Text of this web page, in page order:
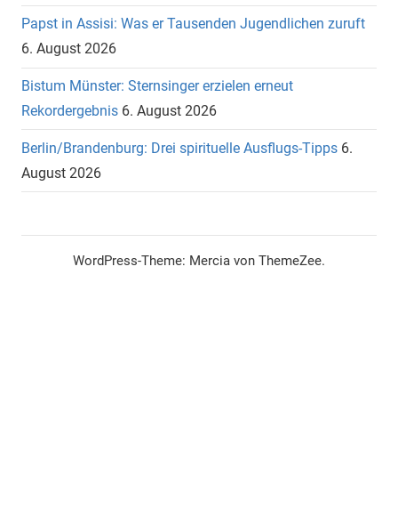
Papst in Assisi: Was er Tausenden Jugendlichen zuruft
6. August 2026
Bistum Münster: Sternsinger erzielen erneut
Rekordergebnis 6. August 2026
Berlin/Brandenburg: Drei spirituelle Ausflugs-Tipps 6.
August 2026
WordPress-Theme: Mercia von ThemeZee.